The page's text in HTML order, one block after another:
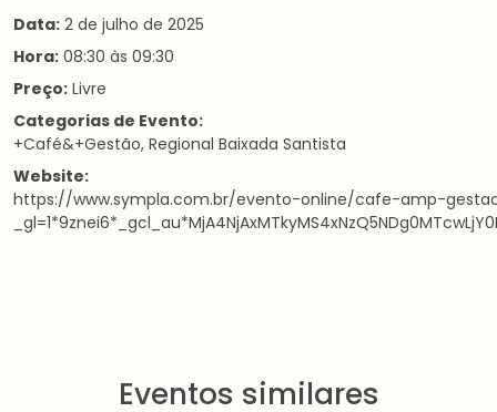
Data: 2 de julho de 2025
Hora: 08:30 às 09:30
Preço: Livre
Categorias de Evento:
+Café&+Gestão, Regional Baixada Santista
Website:
https://www.sympla.com.br/evento-online/cafe-amp-
Eventos similares